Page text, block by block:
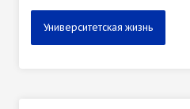
Университетская жизнь